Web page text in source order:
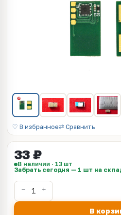
♡ В избранное⇄ Сравнить
33 ₽
В наличии · 13 шт
Забрать сегодня — 1 шт на
В